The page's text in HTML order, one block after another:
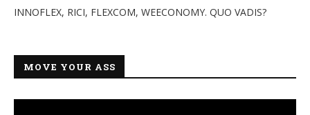
INNOFLEX, RICI, FLEXCOM, WEECONOMY. QUO VADIS?
MOVE YOUR ASS